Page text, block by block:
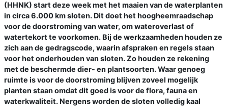
(HHNK) start deze week met het maaien van de waterplanten
in circa 6.000 km sloten. Dit doet het hoogheemraadschap
voor de doorstroming van water, om wateroverlast of
watertekort te voorkomen. Bij de werkzaamheden houden ze
zich aan de gedragscode, waarin afspraken en regels staan
voor het onderhouden van sloten. Zo houden ze rekening
met de beschermde dier- en plantsoorten. Waar genoeg
ruimte is voor de doorstroming blijven zoveel mogelijk
planten staan omdat dit goed is voor de flora, fauna en
waterkwaliteit. Nergens worden de sloten volledig kaal